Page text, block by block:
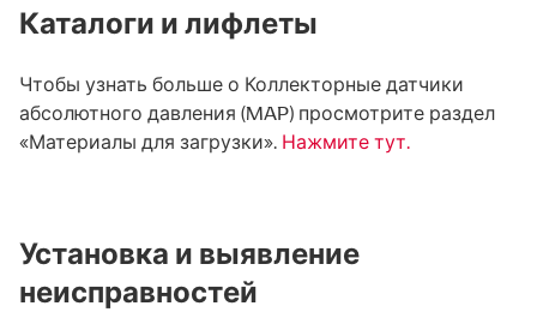
Каталоги и лифлеты
Чтобы узнать больше о Коллекторные датчики
абсолютного давления (MAP) просмотрите раздел
«Материалы для загрузки». Нажмите тут.
Установка и выявление
неисправностей